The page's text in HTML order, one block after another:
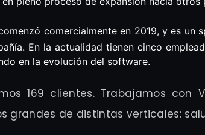
comercialmente en 2019, y es un
En la actualidad tienen cinco
en la evolución del software.
169 clientes. Trabajamos
grandes de distintas verticales: